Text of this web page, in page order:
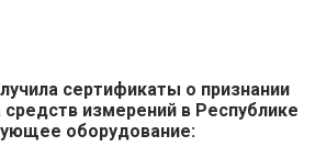
сертификаты о признании
измерений в Республике
оборудование: